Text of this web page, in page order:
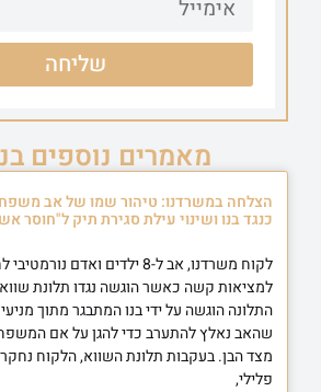
שליחה
מאמרים נוספים
הצלחה במשרדנו: טיהור שמו של אב
כנגד בנו ושינוי עילת סגירת תיק ל"חוסר
לקוח משרדנו, אב ל-8 ילדים ואדם
למציאות קשה כאשר הוגשה נגדו תלונת
התלונה הוגשה על ידי בנו המתבגר מתוך
שהאב נאלץ להתערב כדי להגן על אם
מצד הבן. בעקבות תלונת השווא, הלקוח
פלילי,